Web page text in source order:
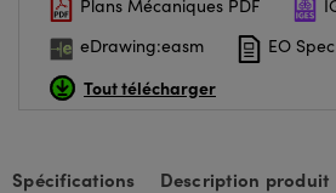
Plans Mécaniques PDF
eDrawing:easm
EO
Tout télécharger
Spécifications Description produit